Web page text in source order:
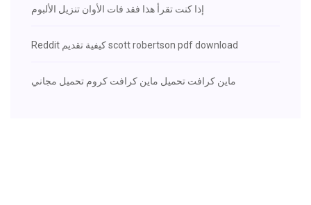
إذا كنت تقرأ هذا فقد فات الأوان تنزيل الألبوم
Reddit كيفية تقديم scott robertson pdf download
ماين كرافت تحميل ماين كرافت كروم تحميل مجاني